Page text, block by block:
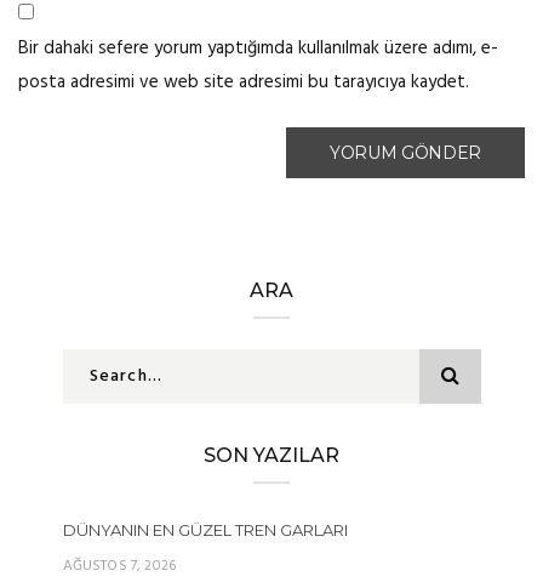
Bir dahaki sefere yorum yaptığımda kullanılmak üzere adımı, e-
posta adresimi ve web site adresimi bu tarayıcıya kaydet.
ARA
SON YAZILAR
DÜNYANIN EN GÜZEL TREN GARLARI
AĞUSTOS 7, 2026